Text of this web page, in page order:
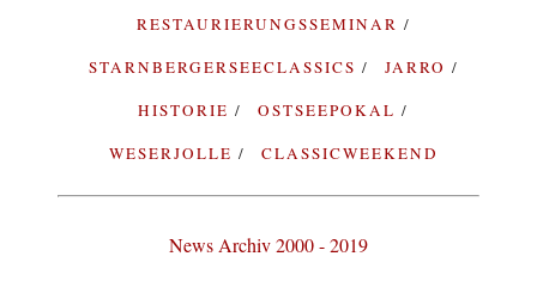
RESTAURIERUNGSSEMINAR
STARNBERGERSEECLASSICS
JARRO
HISTORIE
OSTSEEPOKAL
WESERJOLLE
CLASSICWEEKEND
News Archiv 2000 - 2019